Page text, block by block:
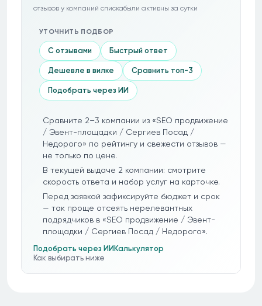
отзывов у компаний спискабыли активны за сутки
УТОЧНИТЬ ПОДБОР
С отзывами Быстрый ответ
Дешевле в вилке Сравнить топ-3
Подобрать через ИИ
Сравните 2–3 компании из «SEO продвижение
/ Эвент-площадки / Сергиев Посад /
Недорого» по рейтингу и свежести отзывов —
не только по цене.
В текущей выдаче 2 компании: смотрите
скорость ответа и набор услуг на карточке.
Перед заявкой зафиксируйте бюджет и срок
— так проще отсеять нерелевантных
подрядчиков в «SEO продвижение / Эвент-
площадки / Сергиев Посад / Недорого».
Подобрать через ИИ Калькулятор
Как выбирать ниже